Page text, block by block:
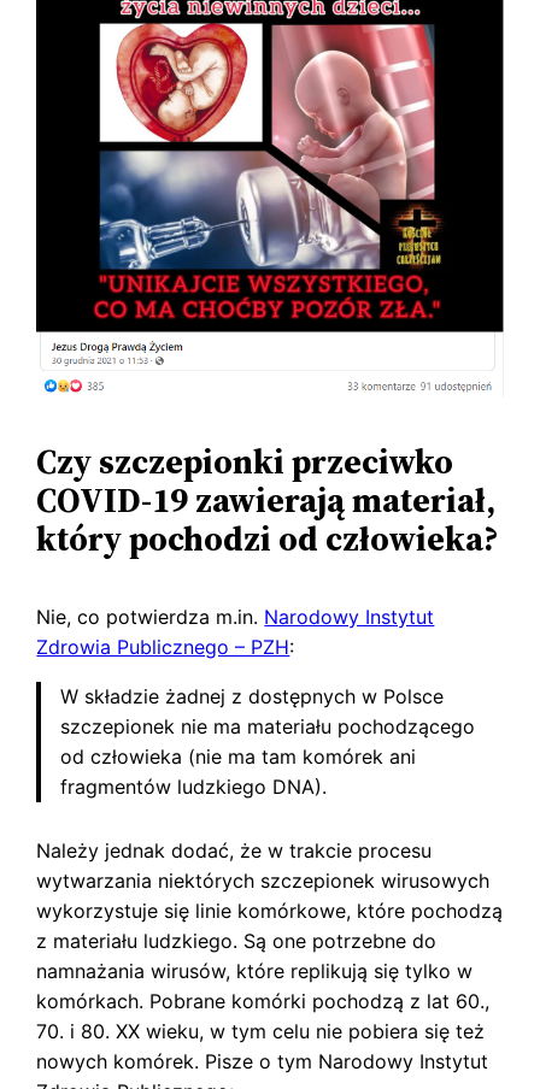
Czy szczepionki przeciwko
COVID-19 zawierają materiał,
który pochodzi od człowieka?
Nie, co potwierdza m.in. Narodowy Instytut
Zdrowia Publicznego – PZH:
W składzie żadnej z dostępnych w Polsce
szczepionek nie ma materiału pochodzącego
od człowieka (nie ma tam komórek ani
fragmentów ludzkiego DNA).
Należy jednak dodać, że w trakcie procesu
wytwarzania niektórych szczepionek wirusowych
wykorzystuje się linie komórkowe, które pochodzą
z materiału ludzkiego. Są one potrzebne do
namnażania wirusów, które replikują się tylko w
komórkach. Pobrane komórki pochodzą z lat 60.,
70. i 80. XX wieku, w tym celu nie pobiera się też
nowych komórek. Pisze o tym Narodowy Instytut